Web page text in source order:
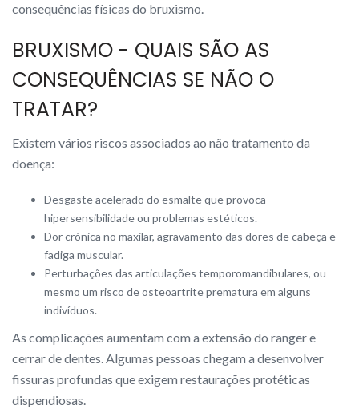
consequências físicas do bruxismo.
BRUXISMO - QUAIS SÃO AS
CONSEQUÊNCIAS SE NÃO O
TRATAR?
Existem vários riscos associados ao não tratamento da
doença:
Desgaste acelerado do esmalte que provoca
hipersensibilidade ou problemas estéticos.
Dor crónica no maxilar, agravamento das dores de cabeça e
fadiga muscular.
Perturbações das articulações temporomandibulares, ou
mesmo um risco de osteoartrite prematura em alguns
indivíduos.
As complicações aumentam com a extensão do ranger e
cerrar de dentes. Algumas pessoas chegam a desenvolver
fissuras profundas que exigem restaurações protéticas
dispendiosas.